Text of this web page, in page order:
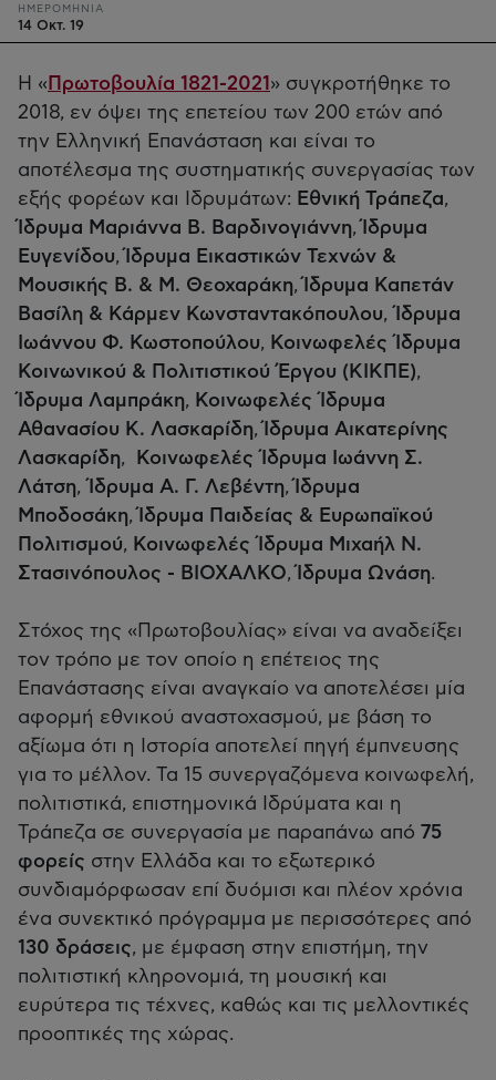
ΗΜΕΡΟΜΗΝΙΑ
14 Οκτ. 19
Η « Πρωτοβουλία 1821-2021 » συγκροτήθηκε το
2018, εν όψει της επετείου των 200 ετών από
την Ελληνική Επανάσταση και είναι το
αποτέλεσμα της συστηματικής συνεργασίας των
εξής φορέων και Ιδρυμάτων: Εθνική Τράπεζα,
Ίδρυμα Μαριάννα Β. Βαρδινογιάννη, Ίδρυμα
Ευγενίδου, Ίδρυμα Εικαστικών Τεχνών &
Μουσικής Β. & Μ. Θεοχαράκη, Ίδρυμα Καπετάν
Βασίλη & Κάρμεν Κωνσταντακόπουλου, Ίδρυμα
Ιωάννου Φ. Κωστοπούλου, Κοινωφελές Ίδρυμα
Κοινωνικού & Πολιτιστικού Έργου (ΚΙΚΠΕ),
Ίδρυμα Λαμπράκη, Κοινωφελές Ίδρυμα
Αθανασίου Κ. Λασκαρίδη, Ίδρυμα Αικατερίνης
Λασκαρίδη, ​
Κοινωφελές Ίδρυμα Ιωάννη Σ.
Λάτση, Ίδρυμα Α. Γ. Λεβέντη, Ίδρυμα
Μποδοσάκη, Ίδρυμα Παιδείας & Ευρωπαϊκού
Πολιτισμού, Κοινωφελές Ίδρυμα Μιχαήλ Ν.
Στασινόπουλος - ΒΙΟΧΑΛΚΟ, Ίδρυμα Ωνάση.​
Στόχος της «Πρωτοβουλίας» είναι να αναδείξει
τον τρόπο με τον οποίο η επέτειος της
Επανάστασης είναι αναγκαίο να αποτελέσει μία
αφορμή εθνικού αναστοχασμού, με βάση το
αξίωμα ότι η Ιστορία αποτελεί πηγή έμπνευσης
για το μέλλον. Τα 15 συνεργαζόμενα κοινωφελή,
πολιτιστικά, επιστημονικά Ιδρύματα και η
Τράπεζα σε συνεργασία με παραπάνω από 75
φορείς στην Ελλάδα και το εξωτερικό
συνδιαμόρφωσαν επί δυόμισι και πλέον χρόνια
ένα συνεκτικό πρόγραμμα με περισσότερες από
130 δράσεις, με έμφαση στην επιστήμη, την
πολιτιστική κληρονομιά, τη μουσική και
ευρύτερα τις τέχνες, καθώς και τις μελλοντικές
προοπτικές της χώρας.​